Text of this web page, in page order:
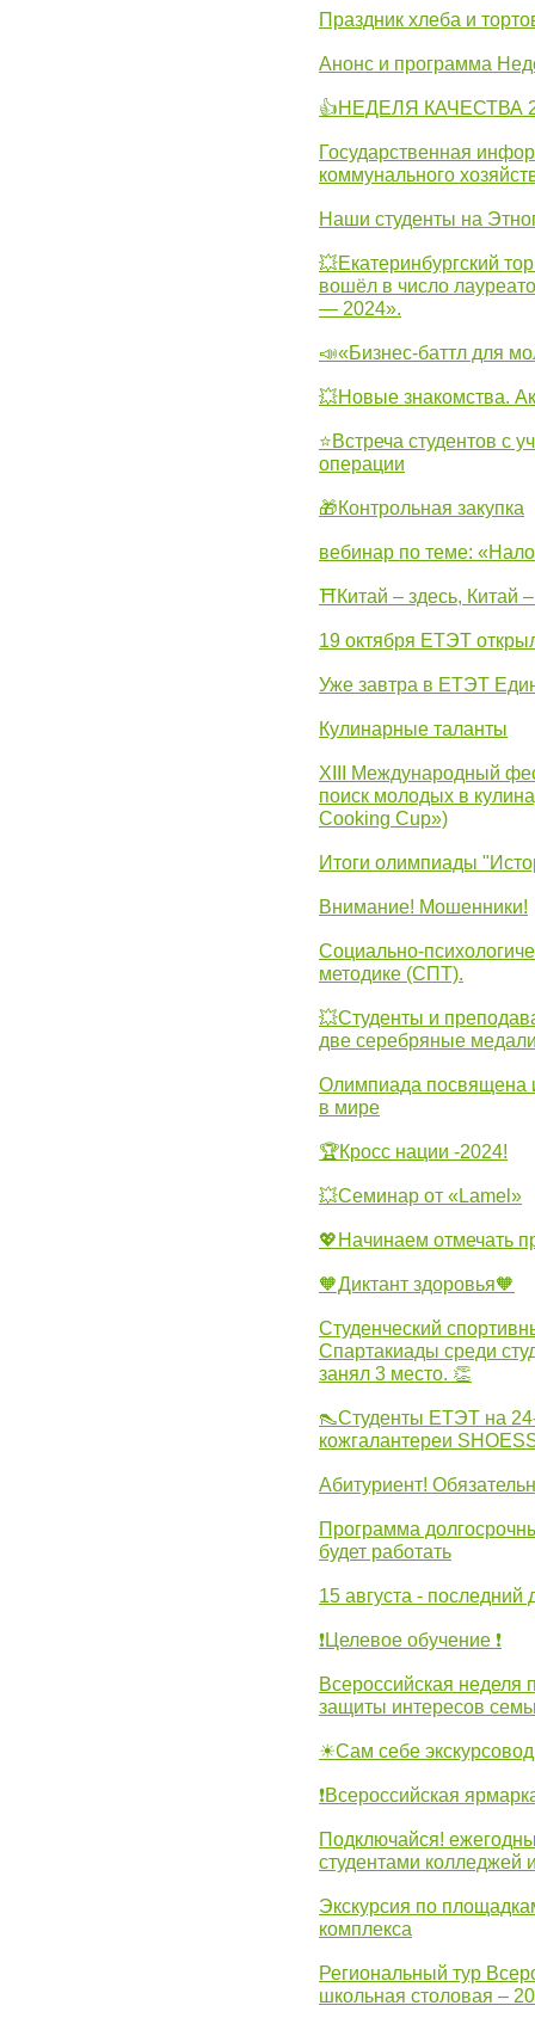
Праздник хлеба и
Анонс и программа
👍НЕДЕЛЯ КАЧЕСТВА
Государственная
коммунального
Наши студенты на
💥Екатеринбургский
вошёл в число
— 2024».
📣«Бизнес-баттл для
💥Новые знакомства.
⭐Встреча студентов с
операции
🎁Контрольная закупка
вебинар по теме:
⛩Китай – здесь, Китай
19 октября ЕТЭТ
Уже завтра в ЕТЭТ
Кулинарные таланты
XIII Международный
поиск молодых в
Cooking Cup»)
Итоги олимпиады
Внимание! Мошенники!
Социально-
методике (СПТ).
💥Студенты и
две серебряные
Олимпиада посвящена
в мире
🏆Кросс нации -2024!
💥Семинар от «Lamel»
💖Начинаем отмечать
🧡Диктант здоровья🧡
Студенческий
Спартакиады среди
занял 3 место. 👏
👠Студенты ЕТЭТ на
кожгалантереи
Абитуриент!
Программа
будет работать
15 августа - последний
❗Целевое обучение ❗
Всероссийская
защиты интересов
☀Сам себе экскурсовод
❗Всероссийская
Подключайся!
студентами колледжей
Экскурсия по
комплекса
Региональный тур
школьная столовая –